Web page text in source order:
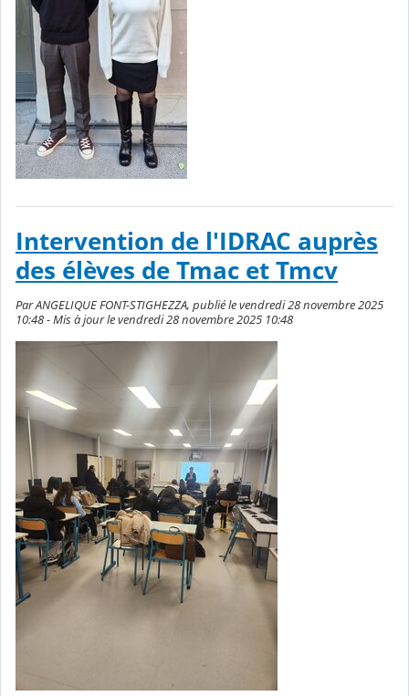
Intervention de l'IDRAC auprès
des élèves de Tmac et Tmcv
Par ANGELIQUE FONT-STIGHEZZA, publié le vendredi 28 novembre 2025
10:48 - Mis à jour le vendredi 28 novembre 2025 10:48